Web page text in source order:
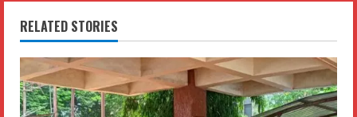
i
n
u
RELATED STORIES